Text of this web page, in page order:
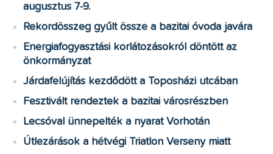
augusztus 7-9.
Rekordösszeg gyűlt össze a bazitai óvoda javára
Energiafogyasztási korlátozásokról döntött az
önkormányzat
Járdafelújítás kezdődött a Toposházi utcában
Fesztivált rendeztek a bazitai városrészben
Lecsóval ünnepelték a nyarat Vorhotán
Útlezárások a hétvégi Triatlon Verseny miatt